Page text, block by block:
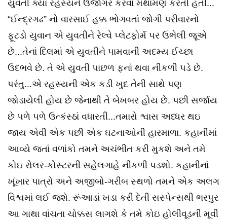
યુવતી ક્યાં રહસ્યને ઉજાગર કરવા મથામણ કરતી હતી...
“ઈન્દ્રગઢ” નો વારસાઈ હક્ક ભોગવતાં જોગી પરીવારનો
ફૂટડો યુવાન એ યુવતીને રેલ્વે પ્લેટફોર્મ પર ઉભેલી જૂએ
છે...તેનાં દિલમાં એ યુવતીને પામવાની અદમ્ય ઈચ્છા
ઉદભવે છે. તે એ યુવતી પાછળ ફનાં થવા નીકળી પડે છે.
પરંતુ...એ રહસ્યની એક કડી ખુદ તેની સાથે પણ
જોડાયેલી હોય છે જેનાથી તે બેખબર હોય છે. પછી સર્જાય
છે પળે પળે ઉત્કંસ્ઠાં વધારતી...તમારો શ્વાસ અધ્ધર થઇ
જાય એવી એક પછી એક ઘટનાઓની હારમાળા. કહાનીમાં
આવ્યે જતાં વળાંકો તમને અચંભીત કરી મુકશે અને તમે
કોઇ રોલર-કોસ્ટરની સહેલગાહે નીકળી પડશો. કહાનીનાં
ખૂંખાર પાત્રો અને અજીબો-ગરીબ સ્થળો તમને એક અલગ
વિશ્વમાં લઈ જશે. રૂંઆડાં ખડા કરી દેતી સસ્પેન્સથી ભરપુર
આ ગાથા વાંચતા ચોક્કસ લાગશે કે તમે કોઇ હોલીવૂડની મૂવી